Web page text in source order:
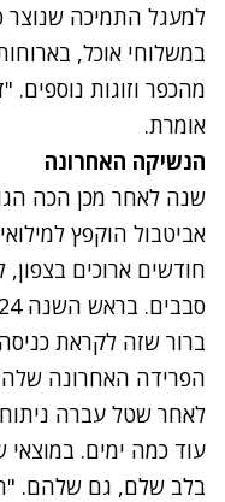
למעגל התמיכה
במשלוחי אוכל,
מהכפר וזוגות
אומרת.
הנשיקה האחרונה
שנה לאחר מכן הכה
ברור שזה לקראת כניסה
הפרידה האחרונה
לאחר שטל עברה
עוד כמה ימים.
בלב שלם, גם שלהם.